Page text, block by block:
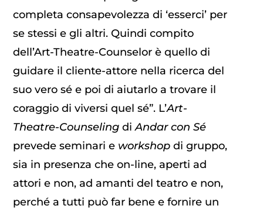
completa consapevolezza di ‘esserci’ per
se stessi e gli altri. Quindi compito
dell’Art-Theatre-Counselor è quello di
guidare il cliente-attore nella ricerca del
suo vero sé e poi di aiutarlo a trovare il
coraggio di viversi quel sé”. L’Art-
Theatre-Counseling diAndar con Sé
prevede seminari e workshop di gruppo,
sia in presenza che on-line, aperti ad
attori e non, ad amanti del teatro e non,
perché a tutti può far bene e fornire un